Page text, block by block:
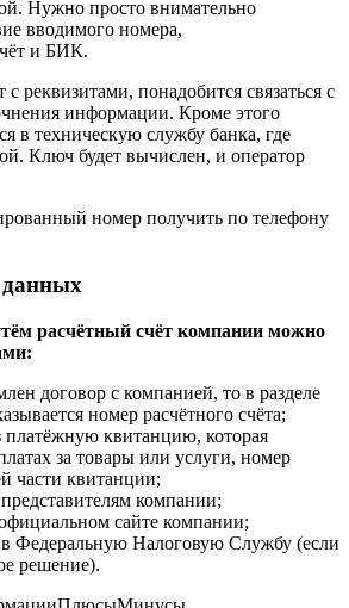
номера расчётных счетов
уникальная комбинация нескольких
счетов), где зашифрованы все
ЦБРФ по специальному
в номере расчётного счёта
из цифр указана неверно, платёж не
знакома ошибка: «Ключ счёта
Нужно просто внимательно
и БИК.
информации. Кроме этого
в техническую службу банка, где
Ключ будет вычислен, и оператор
номер получить по телефону
данных